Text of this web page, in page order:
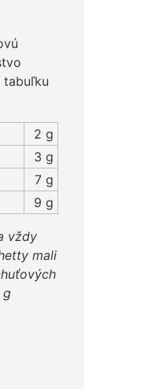
tabuľku
2 g
3 g
7 g
9 g
vždy
mali
g